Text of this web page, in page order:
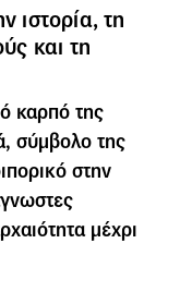
ιστορία, τη
και τη
καρπό της
σύμβολο της
στην
μέχρι